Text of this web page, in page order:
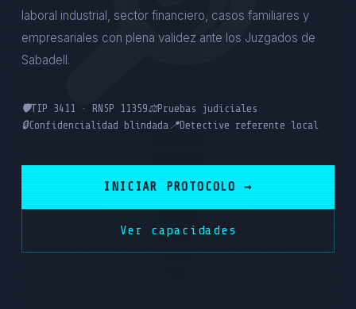
laboral industrial, sector financiero, casos familiares y
empresariales con plena validez ante los Juzgados de
Sabadell.
🛡️TIP 3411 · RNSP 11359⚖️Pruebas judiciales
🔒Confidencialidad blindada 📍Detective referente local
INICIAR PROTOCOLO →
Ver capacidades